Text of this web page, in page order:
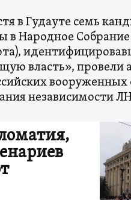
в Гудауте семь
в Народное
власть», провели
вооруженных
независимости